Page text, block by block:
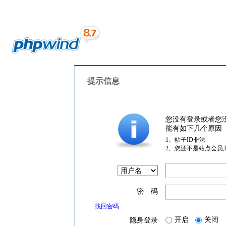
提示信息
您没有登录或者您
能有如下几个原因
1、帖子ID非法
2、您还不是站点会员
密 码
找回密码
隐身登录 开启 关闭